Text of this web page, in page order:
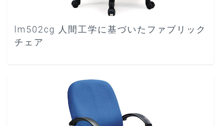
lm502cg 人間工学に基づいたファブリック
チェア